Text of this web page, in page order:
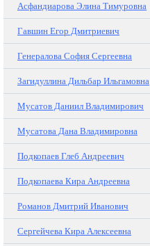
Асфандиарова Элина Тимуровна
Гавшин Егор Дмитриевич
Генералова София Сергеевна
Загидуллина Дильбар Ильгамовна
Мусатов Даниил Владимирович
Мусатова Дана Владимировна
Подкопаев Глеб Андреевич
Подкопаева Кира Андреевна
Романов Дмитрий Иванович
Сергейчева Кира Алексеевна